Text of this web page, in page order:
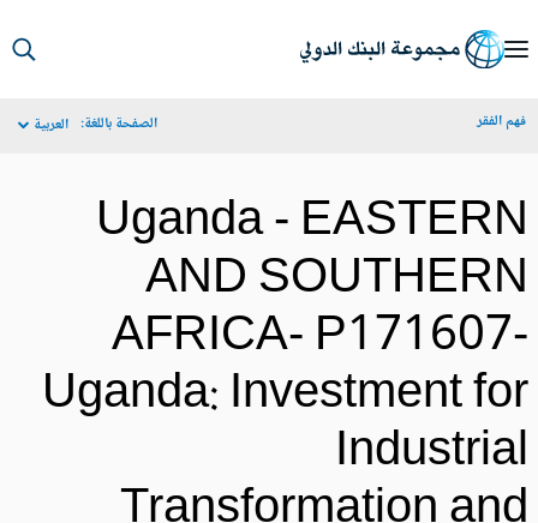
الفقر الصفحة باللغة: العربية
Uganda -
AND
AFRICA-
Uganda: Investment